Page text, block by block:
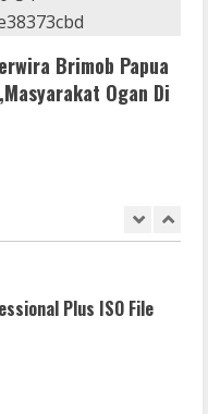
Brimob Papua
Ogan Di
& Corporate
DxO) Portable [no
Plus ISO File